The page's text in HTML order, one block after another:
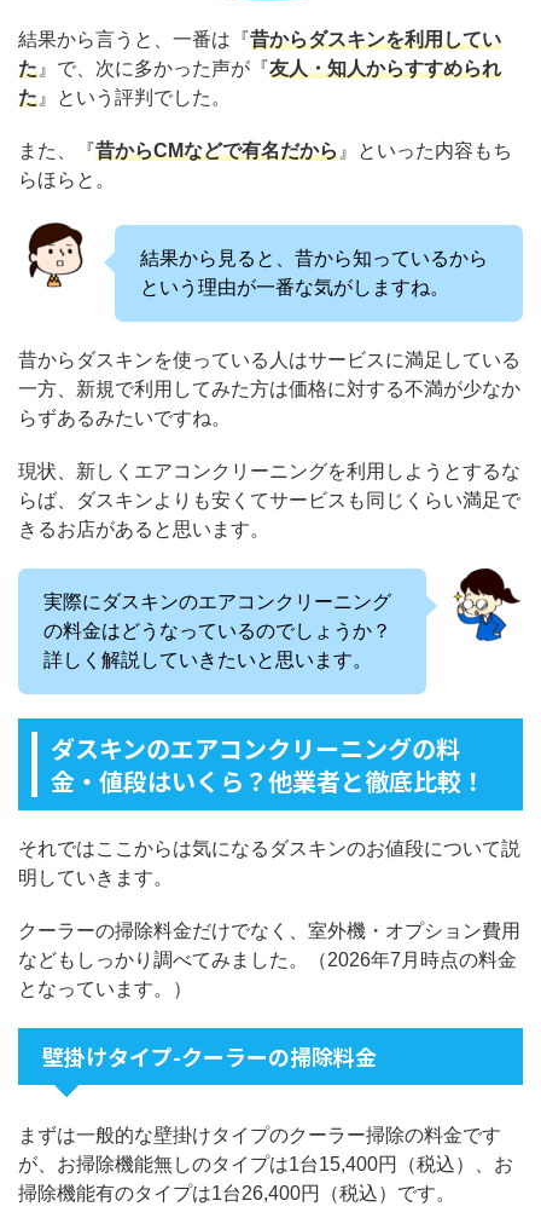
結果から言うと、一番は『昔からダスキンを利用してい
た 』で、次に多かった声が『友人・知人からすすめられ
た 』という評判でした。
また、『昔からCMなどで有名だから 』といった内容もち
らほらと。
結果から見ると、昔から知っているから
という理由が一番な気がしますね。
昔からダスキンを使っている人はサービスに満足している
一方、新規で利用してみた方は価格に対する不満が少なか
らずあるみたいですね。
現状、新しくエアコンクリーニングを利用しようとするな
らば、ダスキンよりも安くてサービスも同じくらい満足で
きるお店があると思います。
実際にダスキンのエアコンクリーニング
の料金はどうなっているのでしょうか？
詳しく解説していきたいと思います。
ダスキンのエアコンクリーニングの料
金・値段はいくら？他業者と徹底比較！
それではここからは気になるダスキンのお値段について説
明していきます。
クーラーの掃除料金だけでなく、室外機・オプション費用
などもしっかり調べてみました。（2026年7月時点の料金
となっています。）
壁掛けタイプ-クーラーの掃除料金
まずは一般的な壁掛けタイプのクーラー掃除の料金です
が、お掃除機能無しのタイプは1台15,400円（税込）、お
掃除機能有のタイプは1台26,400円（税込）です。